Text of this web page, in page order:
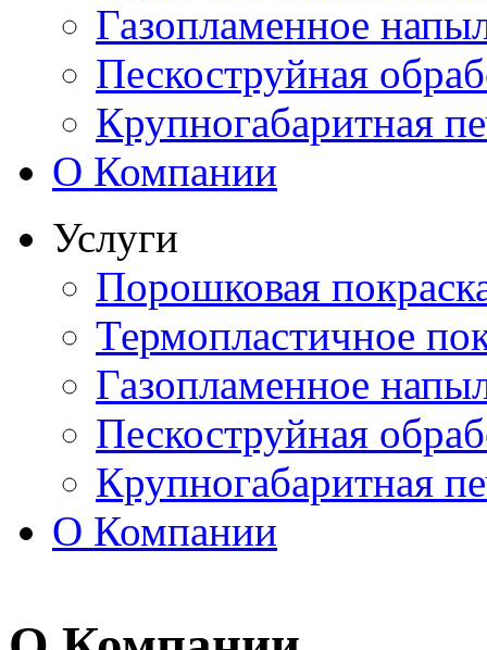
Газопламенное
Пескоструйная
Крупногабаритная
О Компании
Услуги
Порошковая
Термопластичное
Газопламенное
Пескоструйная
Крупногабаритная
О Компании